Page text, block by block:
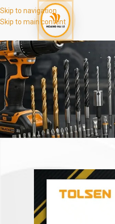
Skip to navigation
Skip to main content